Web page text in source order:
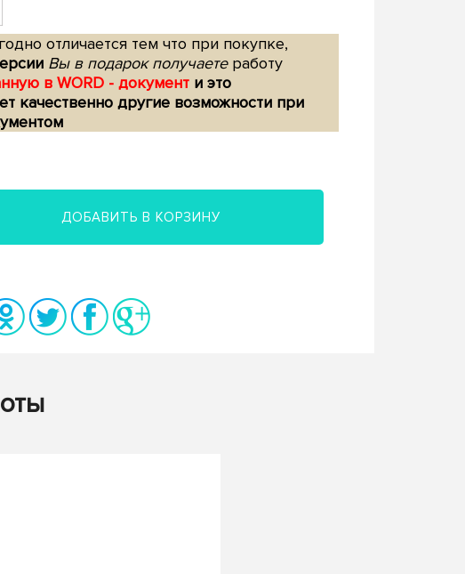
отличается тем что при покупке,
Вы в подарок получаетеработу
в WORD - документ и это
качественно другие возможности при
ДОБАВИТЬ В КОРЗИНУ